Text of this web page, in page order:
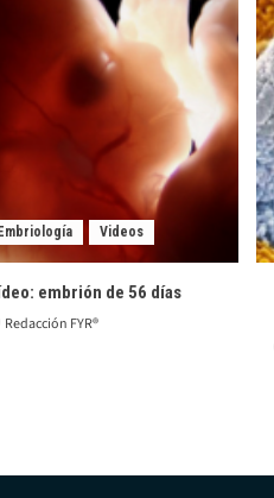
Embriología Videos
embrión de 56 días
Redacción FYR®